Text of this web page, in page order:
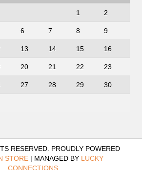
1 2
6 7 8 9
13 14 15 16
20 21 22 23
27 28 29 30
RESERVED. PROUDLY POWERED
STORE | MANAGED BY LUCKY
CONNECTIONS